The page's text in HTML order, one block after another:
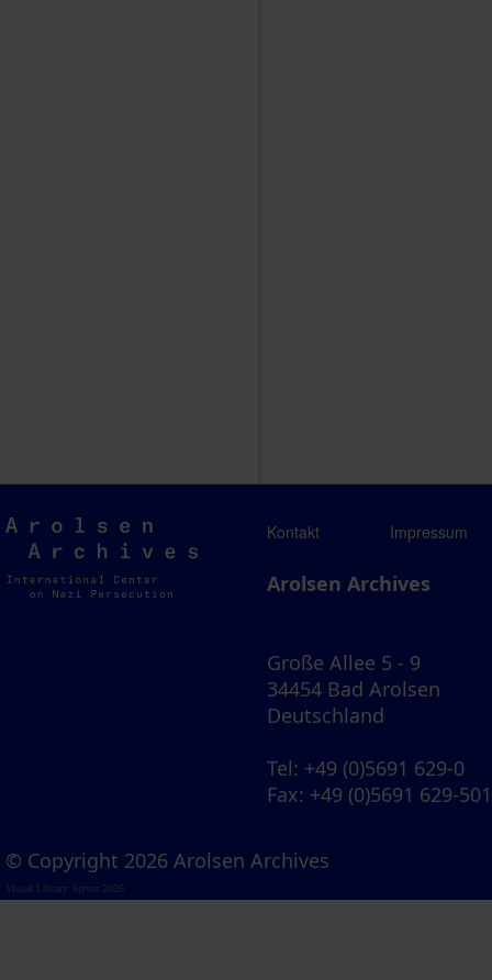
Arolsen
Archives
Kontakt Impressum
Arolsen Archives
Große Allee 5 - 9
34454 Bad Arolsen
Deutschland
Tel: +49 (0)5691 629-0
Fax: +49 (0)5691 629-501
© Copyright 2026 Arolsen Archives
Visual Library Server 2026